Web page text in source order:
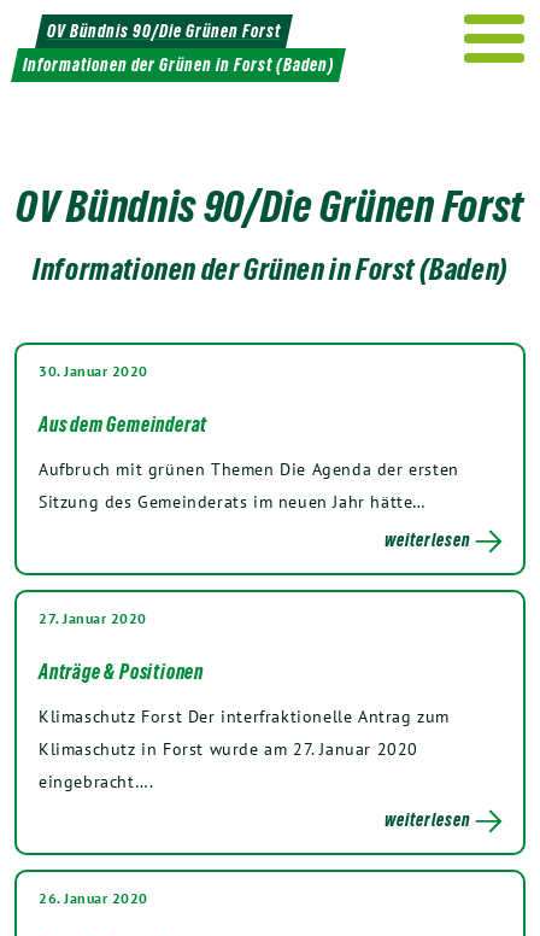
Weiter
zum
Inhalt
OV Bündnis 90/Die Grünen Forst
Informationen der Grünen in Forst (Baden)
OV Bündnis 90/Die Grünen Forst
Informationen der Grünen in Forst (Baden)
30. Januar 2020
Aus dem Gemeinderat
Aufbruch mit grünen Themen Die Agenda der ersten
Sitzung des Gemeinderats im neuen Jahr hätte…
weiterlesen
27. Januar 2020
Anträge & Positionen
Klimaschutz Forst Der interfraktionelle Antrag zum
Klimaschutz in Forst wurde am 27. Januar 2020
eingebracht….
weiterlesen
26. Januar 2020